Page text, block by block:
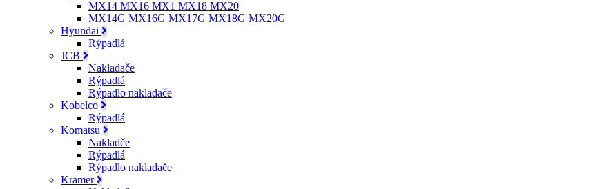
MX14 MX16 MX1 MX18 MX20
MX14G MX16G MX17G MX18G MX20G
Hyundai
Rýpadlá
JCB
Nakladače
Rýpadlá
Rýpadlo nakladače
Kobelco
Rýpadlá
Komatsu
Nakladče
Rýpadlá
Rýpadlo nakladače
Kramer